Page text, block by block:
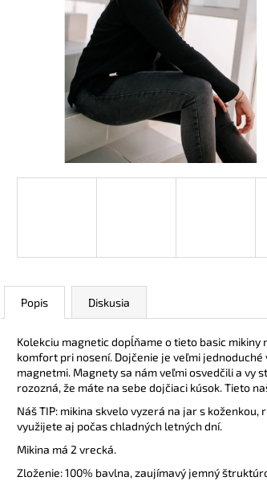
Popis Diskusia
Kolekciu magnetic dopĺňame o tieto basic
komfort pri nosení. Dojčenie je veľmi
magnetmi. Magnety sa nám veľmi osvedčili a vy
rozozná, že máte na sebe dojčiaci kúsok. Tieto
Náš TIP: mikina skvelo vyzerá na jar s
využijete aj počas chladných letných dní.
Mikina má 2 vrecká.
Zloženie: 100% bavlna, zaujímavý jemný
ZAVINOVACÍ NOSIČSKÝ A TEHOTENSKÝ